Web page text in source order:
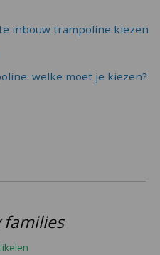
inbouw trampoline kiezen
welke moet je kiezen?
families